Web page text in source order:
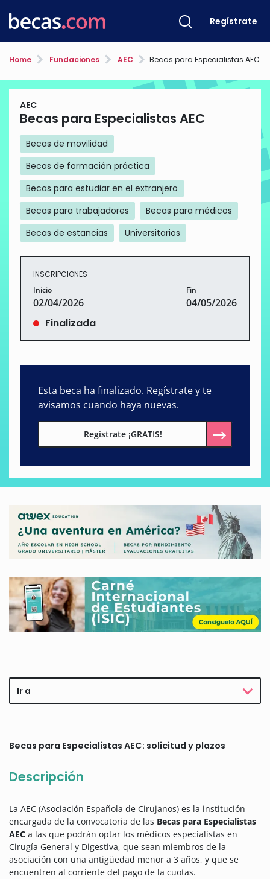
Regístrate
Home Fundaciones AEC Becas para Especialistas AEC
AEC
Becas para Especialistas AEC
Becas de movilidad
Becas de formación práctica
Becas para estudiar en el extranjero
Becas para trabajadores
Becas para médicos
Becas de estancias
Universitarios
INSCRIPCIONES
Inicio
02/04/2026
Fin
04/05/2026
Finalizada
Esta beca ha finalizado. Regístrate y te
avisamos cuando haya nuevas.
Regístrate ¡GRATIS!
Ir a
Becas para Especialistas AEC: solicitud y plazos
Descripción
La AEC (Asociación Española de Cirujanos) es la institución
encargada de la convocatoria de las Becas para Especialistas
AEC a las que podrán optar los médicos especialistas en
Cirugía General y Digestiva, que sean miembros de la
asociación con una antigüedad menor a 3 años, y que se
encuentren al corriente del pago de la cuotas.